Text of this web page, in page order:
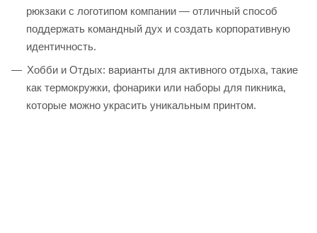
рюкзаки с логотипом компании — отличный способ
поддержать командный дух и создать корпоративную
идентичность.
Хобби и Отдых: варианты для активного отдыха, такие
как термокружки, фонарики или наборы для пикника,
которые можно украсить уникальным принтом.